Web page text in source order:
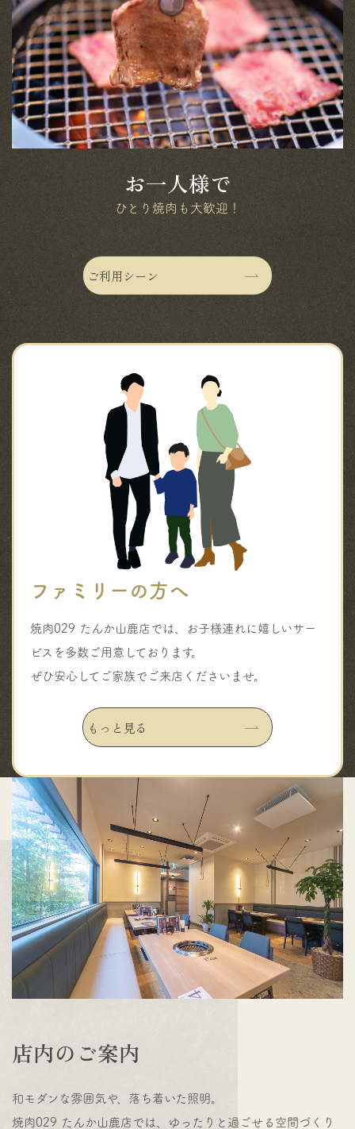
お一人様で
ひとり焼肉も大歓迎！
ご利用シーン
ファミリーの方へ
焼肉029 たんか山鹿店では、お子様連れに嬉しいサー
ビスを多数ご用意しております。
ぜひ安心してご家族でご来店くださいませ。
もっと見る
店内の ご案内
和モダンな雰囲気や、落ち着いた照明。
焼肉029 たんか山鹿店では、ゆったりと過ごせる空間づくり